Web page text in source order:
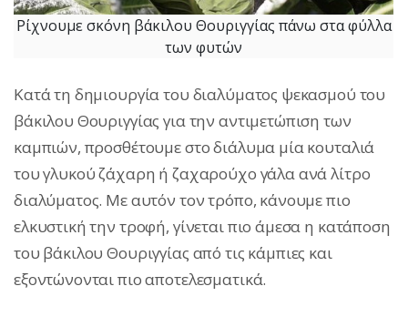
Ρίχνουμε σκόνη βάκιλου Θουριγγίας πάνω στα φύλλα
των φυτών
Κατά τη δημιουργία του διαλύματος ψεκασμού του
βάκιλου Θουριγγίας για την αντιμετώπιση των
καμπιών, προσθέτουμε στο διάλυμα μία κουταλιά
του γλυκού ζάχαρη ή ζαχαρούχο γάλα ανά λίτρο
διαλύματος. Με αυτόν τον τρόπο, κάνουμε πιο
ελκυστική την τροφή, γίνεται πιο άμεσα η κατάποση
του βάκιλου Θουριγγίας από τις κάμπιες και
εξοντώνονται πιο αποτελεσματικά.